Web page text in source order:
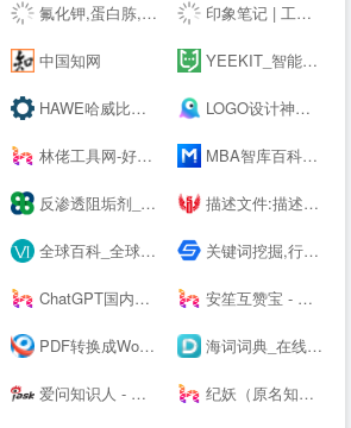
氟化钾,蛋白胨,叔丁醇钇,异丙醇钇,金属锂,碳酸锂,氢氧化锂,硝酸锂,甲醇钾,乙醇钾,叔丁醇钾，异丙醇钾, 印象笔记 | 工作必备效率应用
中国知网 YEEKIT_智能语言工具平台,在线辅助翻译,翻译工具,字幕通
HAWE哈威比例阀价格-德国HAWE进口电磁阀_柱塞泵厂家代理商 - 大连佰德 LOGO设计神器；公司logo在线设计生成器 - 标小智LOGO神器
林佬工具网-好用的在线工具都在这里！ MBA智库百科，全球专业中文经管百科
反渗透阻垢剂_杀菌剂_缓蚀剂_除垢剂厂家_广东巴沃夫环保官网 描述文件:描述文件生成,描述文件制作,IOS描述文件,描述文件转APP,免签苹果APP,免费在线描述文件封装,APP专家
全球百科_全球首个企业百科平台 关键词挖掘,行业词库,智能改写,SEO数据,知乎数据,抖音数据 - 5118营销大数据
ChatGPT国内版-OpenAI 安笙互赞宝 - 您的得力的小帮手
PDF转换成Word转换器在线免费 - 在线word转pdf转换器 - 迅捷PDF转换器免费版 海词词典_在线词典_在线翻译_海量正版权威词典--
爱问知识人 - 中文互动问答平台 纪妖（原名知妖）